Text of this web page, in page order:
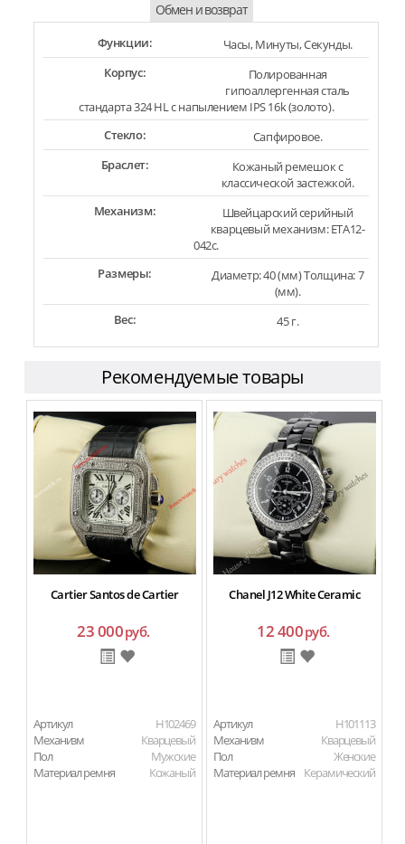
Обмен и возврат
Функции:
Часы, Минуты, Секунды.
Корпус:
Полированная
гипоаллергенная сталь
стандарта 324 HL с напылением IPS 16k (золото).
Стекло:
Сапфировое.
Браслет:
Кожаный ремешок с
классической застежкой.
Механизм:
Швейцарский серийный
кварцевый механизм: ETA12-
042c.
Размеры:
Диаметр: 40 (мм) Толщина: 7
(мм).
Вес:
45 г.
Рекомендуемые товары
Cartier Santos de Cartier
23 000руб.
Артикул
H102469
Механизм
Кварцевый
Пол
Мужские
Материал ремня
Кожаный
Chanel J12 White Ceramic
12 400руб.
Артикул
H101113
Механизм
Кварцевый
Пол
Женские
Материал ремня
Керамический